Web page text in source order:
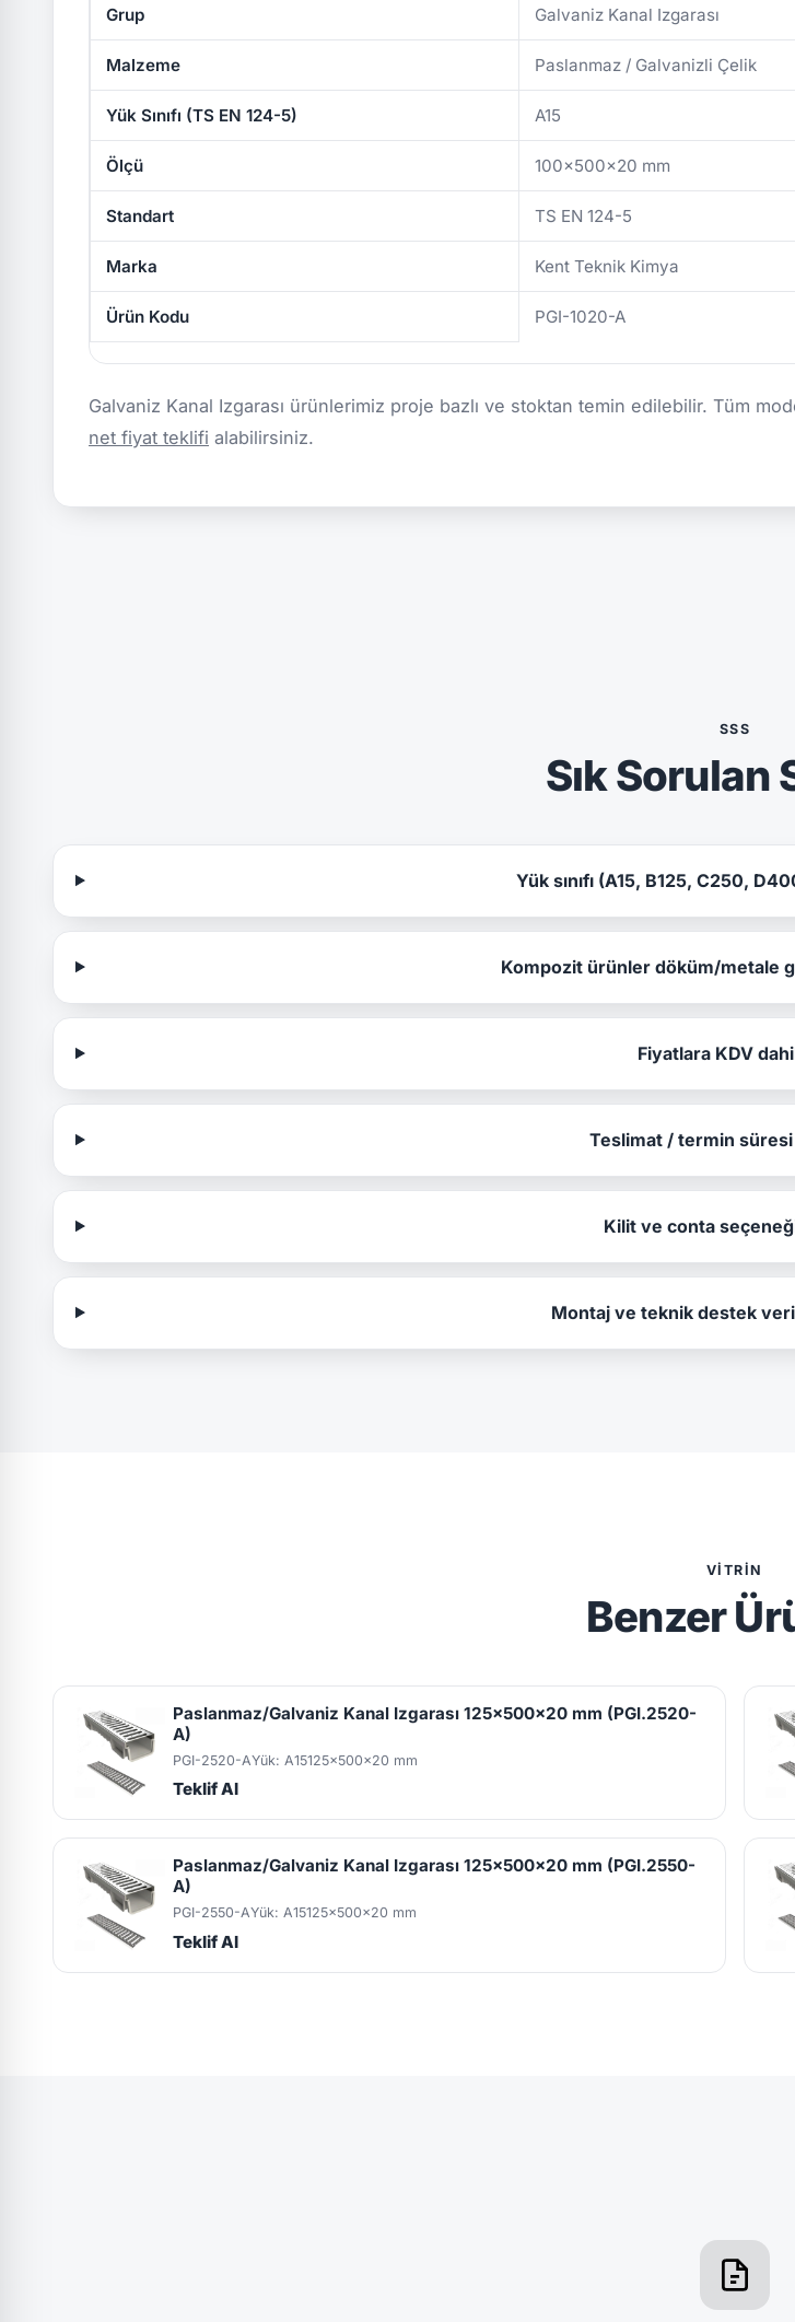
Grup Galvaniz Kanal Izgarası
Malzeme Paslanmaz / Galvanizli Çelik
Yük Sınıfı (TS EN 124-5) A15
Ölçü 100x500x20 mm
Standart TS EN 124-5
Marka Kent Teknik Kimya
Ürün Kodu PGI-1020-A
Galvaniz Kanal Izgarası ürünlerimiz proje bazlı ve stoktan temin edilebilir. Tüm
net fiyat teklifi alabilirsiniz.
SSS
Sık Sorulan
Yük sınıfı (A15, B125, C250,
Kompozit ürünler döküm/metale
Fiyatlara KDV
Teslimat / termin
Kilit ve conta
Montaj ve teknik destek
VITRIN
Benzer
Paslanmaz/Galvaniz Kanal Izgarası 125x500x20 mm (PGI.2520-
A)
PGI-2520-AYük: A15125x500x20 mm
Teklif Al
Paslanmaz/Galvaniz Kanal Izgarası 125x500x20 mm (PGI.2550-
A)
PGI-2550-AYük: A15125x500x20 mm
Teklif Al